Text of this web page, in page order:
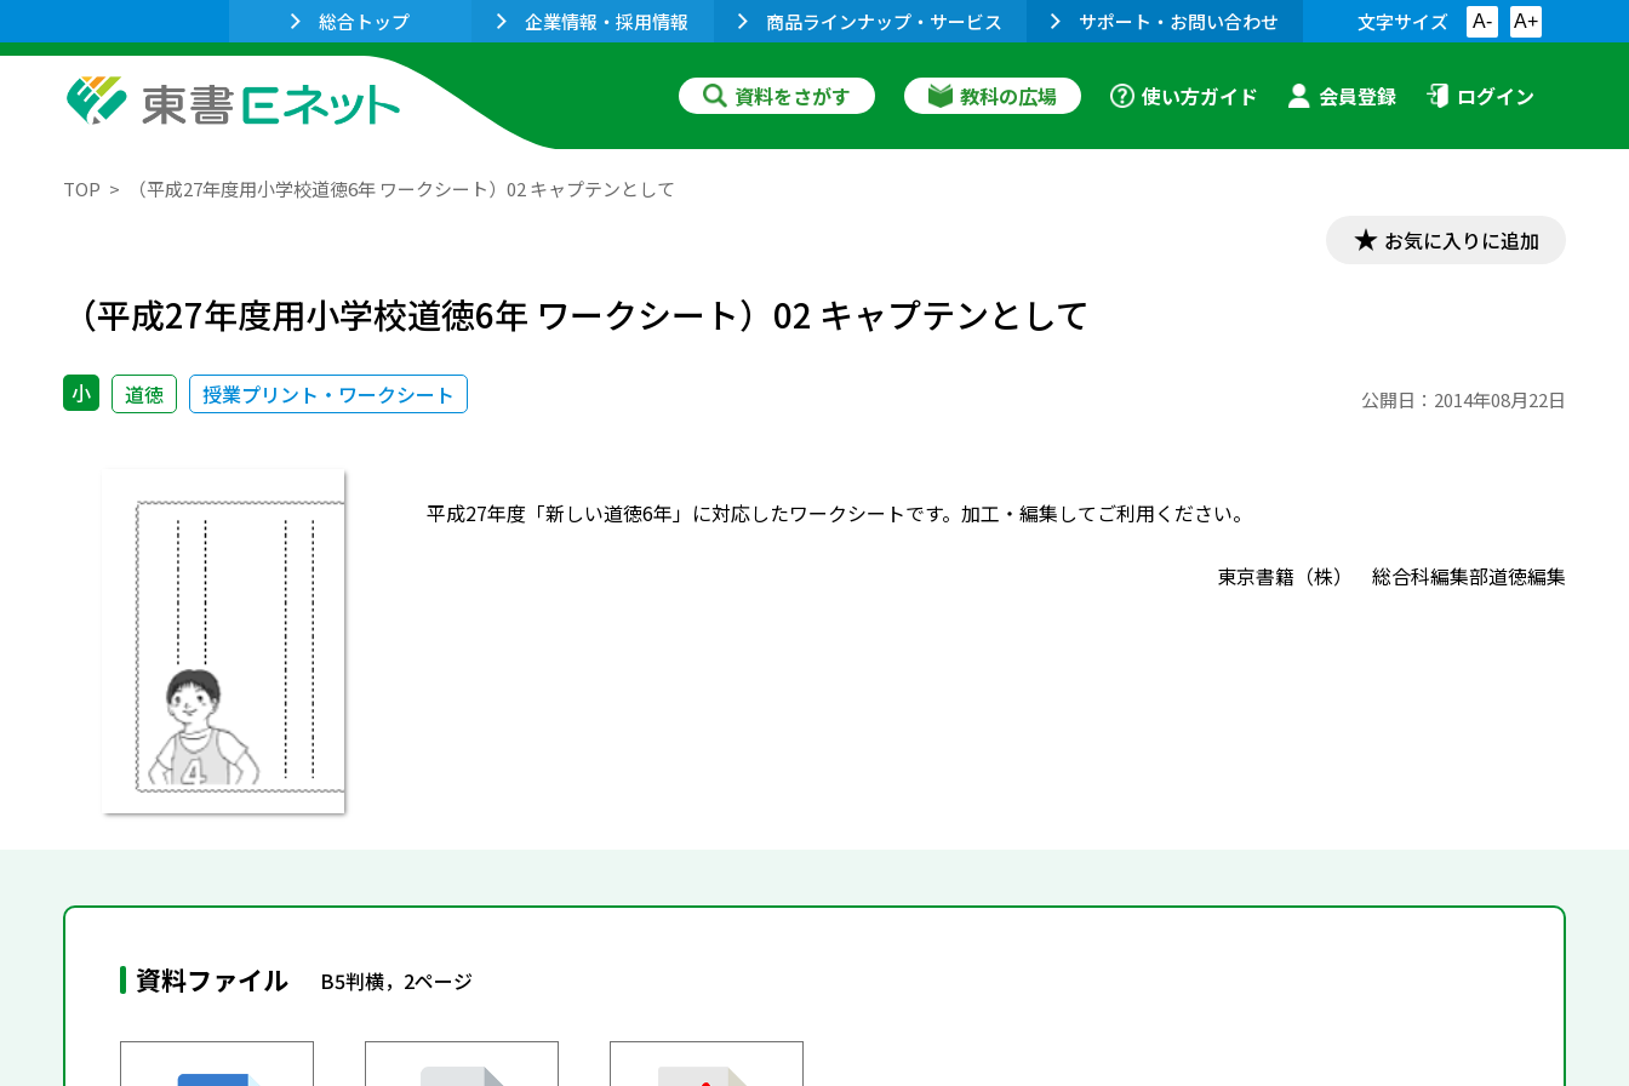
総合トップ 企業情報・採用情報 商品ラインナップ・サービス サポート・お問い合わせ 文字サイズ A- A+
資料をさがす 教科の広場 使い方ガイド 会員登録 ログイン
TOP （平成27年度用小学校道徳6年 ワークシート）02 キャプテンとして
お気に入りに追加
（平成27年度用小学校道徳6年 ワークシート）02 キャプテンとして
小 道徳 授業プリント・ワークシート 公開日： 2014年08月22日
平成27年度「新しい道徳6年」に対応したワークシートです。加工・編集してご利用ください。
東京書籍（株） 総合科編集部道徳編集
資料ファイル B5判横，2ページ